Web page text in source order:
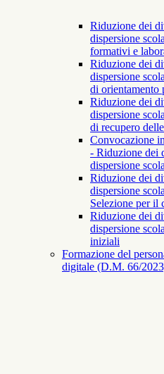
Riduzione dei
dispersione
formativi e
Riduzione dei
dispersione
di orientamento
Riduzione dei
dispersione
di recupero
Convocazione
- Riduzione dei
dispersione
Riduzione dei
dispersione
Selezione per il
Riduzione dei
dispersione
iniziali
Formazione del
digitale (D.M. 66/